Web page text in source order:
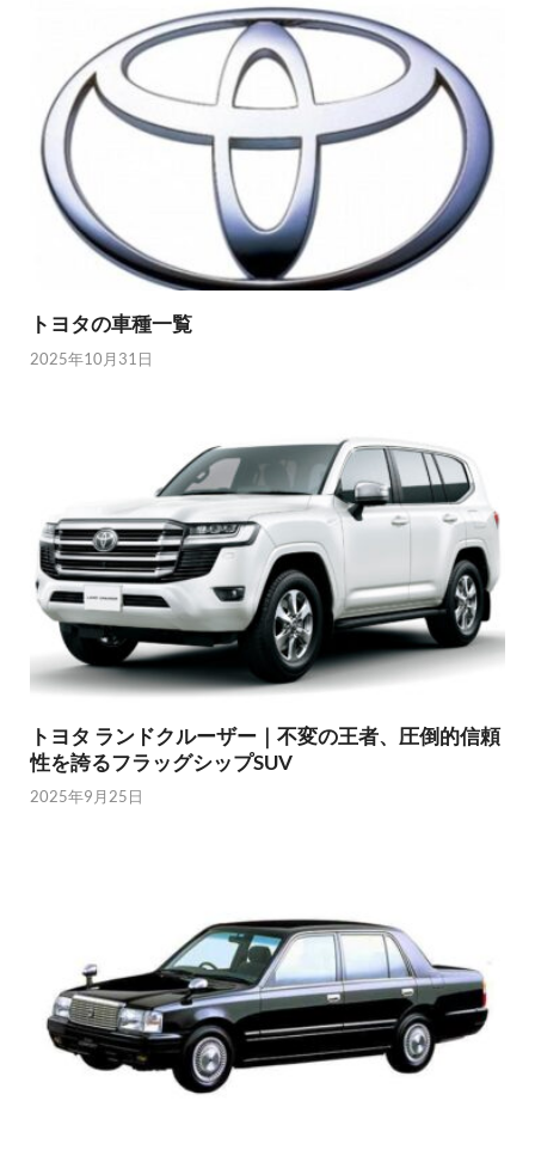
トヨタの車種一覧
2025年10月31日
トヨタ ランドクルーザー｜不変の王者、圧倒的信頼
性を誇るフラッグシップSUV
2025年9月25日